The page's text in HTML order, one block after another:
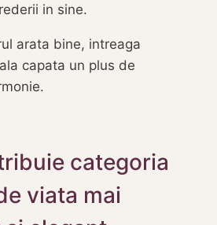
in sine.
arata bine, intreaga
capata un plus de
categoria
viata mai